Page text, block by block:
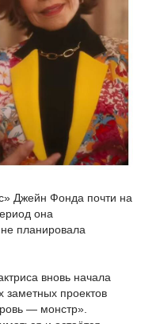
Джейн Фонда почти на
она
планировала
вновь начала
заметных проектов
— монстр».